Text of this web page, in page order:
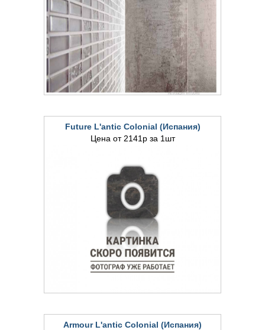
Future L'antic Colonial (Испания)
Цена от 2141р за 1шт
Armour L'antic Colonial (Испания)